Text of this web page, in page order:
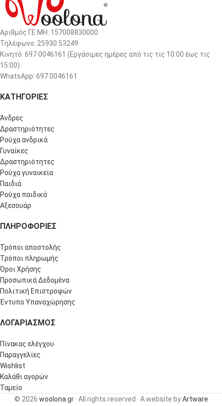
Αριθμός Γ.Ε.ΜΗ: 157008830000
Τηλέφωνο: 25930 53249
Κινητό: 697 0046161 (Eργάσιμες ημέρες από τις τις 10:00 έως τις
15:00)
WhatsApp: 697 0046161
ΚΑΤΗΓΟΡΙΕΣ
Άνδρες
Δραστηριότητες
Ρούχα ανδρικά
Γυναίκες
Δραστηριότητες
Ρούχα γυναικεία
Παιδιά
Ρούχα παιδικά
Αξεσουάρ
ΠΛΗΡΟΦΟΡΊΕΣ
Τρόποι αποστολής
Τρόποι πληρωμής
Όροι Χρήσης
Προσωπικά Δεδομένα
Πολιτική Επιστροφών
Έντυπο Υπαναχώρησης
ΛΟΓΑΡΙΑΣΜΌΣ
Πίνακας ελέγχου
Παραγγελίες
Wishlist
Καλάθι αγορών
Ταμείο
© 2026 woolona.gr· All rights reserved · A website byArtware